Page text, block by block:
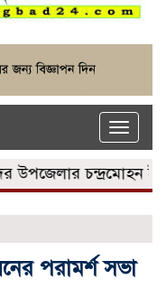
Toggle
চন্দ্রমোহন
পরামর্শ সভা